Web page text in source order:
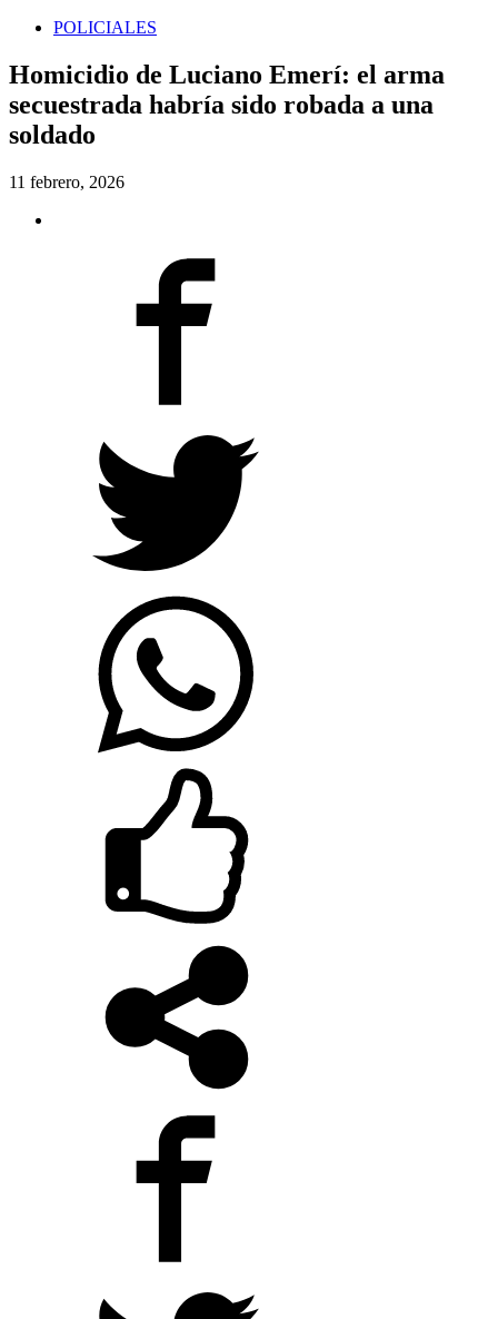
POLICIALES
Homicidio de Luciano Emerí: el arma
secuestrada habría sido robada a una
soldado
11 febrero, 2026